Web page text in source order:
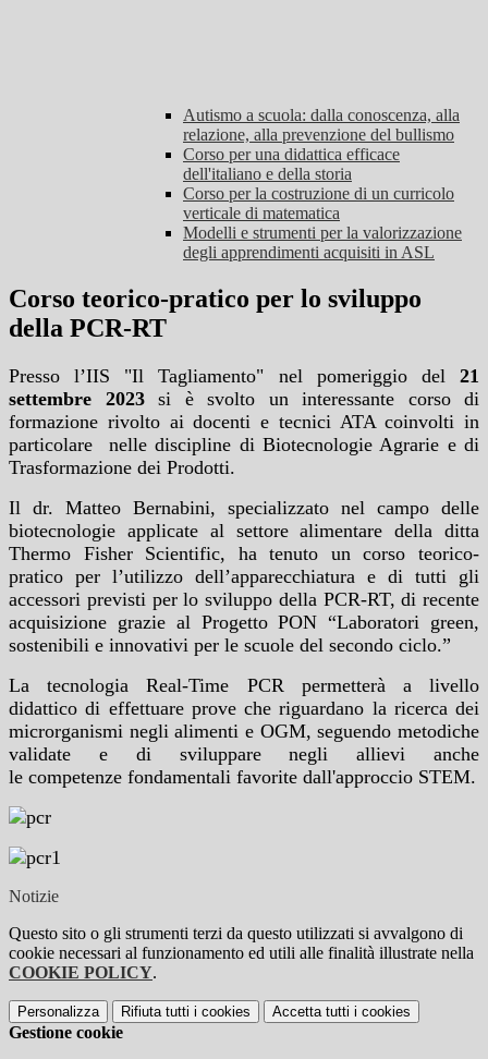
Autismo a scuola: dalla conoscenza, alla
relazione, alla prevenzione del bullismo
Corso per una didattica efficace
dell'italiano e della storia
Corso per la costruzione di un curricolo
verticale di matematica
Modelli e strumenti per la valorizzazione
degli apprendimenti acquisiti in ASL
Corso teorico-pratico per lo sviluppo
della PCR-RT
Presso l’IIS "Il Tagliamento" nel pomeriggio del 21
settembre 2023 si è svolto un interessante corso di
formazione rivolto ai docenti e tecnici ATA coinvolti in
particolare nellediscipline di Biotecnologie Agrarie e di
Trasformazione dei Prodotti.
Il dr. Matteo Bernabini, specializzato nel campo delle
biotecnologie applicate al settore alimentare della ditta
Thermo Fisher Scientific, ha tenuto un corso teorico-
pratico per l’utilizzo dell’apparecchiatura e di tutti gli
accessori previsti per lo sviluppo della PCR-RT, di recente
acquisizione grazie al Progetto PON “Laboratori green,
sostenibili e innovativi per le scuole del secondo ciclo.”
La tecnologia Real-Time PCR permetterà a livello
didattico di effettuare prove che riguardano la ricerca dei
microrganismi negli alimenti e OGM, seguendo metodiche
validate e di sviluppare negli allievi anche
le competenze fondamentali favorite dall'approccio STEM.
Notizie
Questo sito o gli strumenti terzi da questo utilizzati si avvalgono di
cookie necessari al funzionamento ed utili alle finalità illustrate nella
COOKIE POLICY.
Personalizza Rifiuta tutti i cookies Accetta tutti i cookies
Gestione cookie